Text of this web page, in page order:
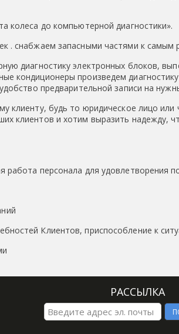
колеса до компьютерной диагностики».
. снабжаем запасными частями к
диагностику электронных блоков,
кондиционеры произведем
предварительной записи на
клиенту, будь то юридическое лицо
клиентов и хотим выразить
персонала для удовлетворения
Клиентов, приспособление к
РАССЫЛКА